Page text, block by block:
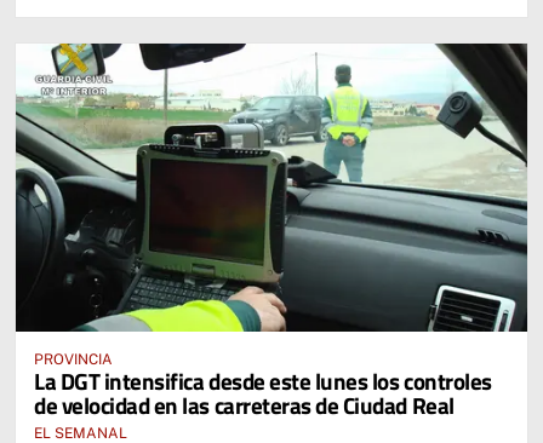
PROVINCIA
La DGT intensifica desde este lunes los controles
de velocidad en las carreteras de Ciudad Real
EL SEMANAL